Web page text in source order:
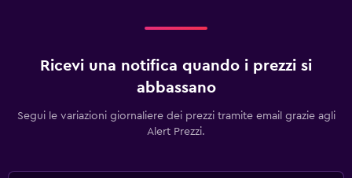
Ricevi una notifica quando i prezzi si
abbassano
Segui le variazioni giornaliere dei prezzi tramite email grazie agli
Alert Prezzi.